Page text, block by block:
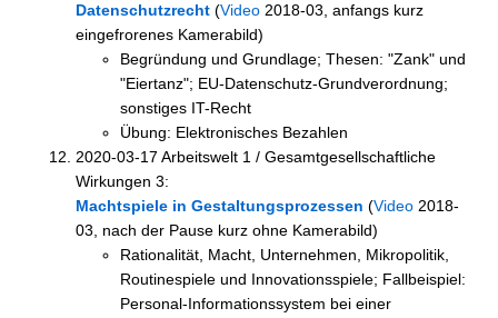
Datenschutzrecht (Video 2018-03, anfangs kurz
eingefrorenes Kamerabild)
Begründung und Grundlage; Thesen: "Zank" und
"Eiertanz"; EU-Datenschutz-Grundverordnung;
sonstiges IT-Recht
Übung: Elektronisches Bezahlen
2020-03-17 Arbeitswelt 1 / Gesamtgesellschaftliche
Wirkungen 3:
Machtspiele in Gestaltungsprozessen (Video 2018-
03, nach der Pause kurz ohne Kamerabild)
Rationalität, Macht, Unternehmen, Mikropolitik,
Routinespiele und Innovationsspiele; Fallbeispiel:
Personal-Informationssystem bei einer